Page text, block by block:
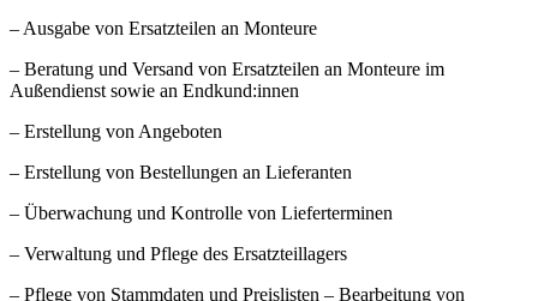
– Ausgabe von Ersatzteilen an Monteure
– Beratung und Versand von Ersatzteilen an Monteure im
Außendienst sowie an Endkund:innen
– Erstellung von Angeboten
– Erstellung von Bestellungen an Lieferanten
– Überwachung und Kontrolle von Lieferterminen
– Verwaltung und Pflege des Ersatzteillagers
– Pflege von Stammdaten und Preislisten – Bearbeitung von